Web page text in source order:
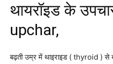
थायरॉइड के
upchar,
बढ़ती उम्र में थाइराइड ( thyroid ) से